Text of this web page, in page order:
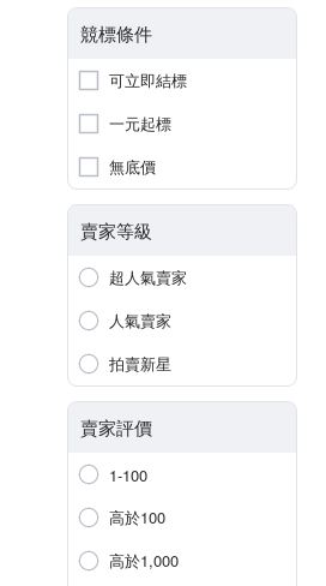
競標條件
可立即結標
一元起標
無底價
賣家等級
超人氣賣家
人氣賣家
拍賣新星
賣家評價
1-100
高於100
高於1,000